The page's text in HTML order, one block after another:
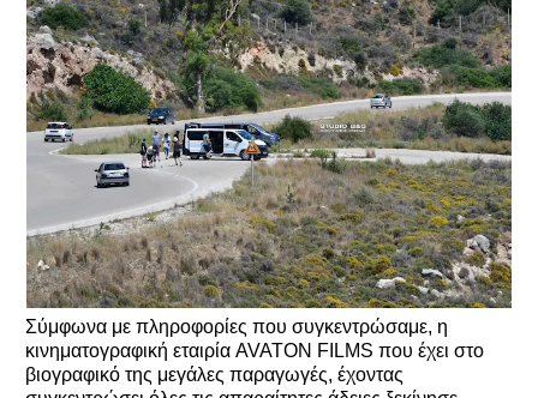
Σύμφωνα με πληροφορίες που συγκεντρώσαμε, η
κινηματογραφική εταιρία AVATON FILMS που έχει στο
βιογραφικό της μεγάλες παραγωγές, έχοντας